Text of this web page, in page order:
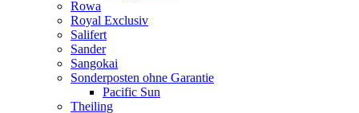
Rowa
Royal Exclusiv
Salifert
Sander
Sangokai
Sonderposten ohne Garantie
Pacific Sun
Theiling